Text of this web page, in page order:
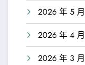
2026 年 5 月
2026 年 4 月
2026 年 3 月